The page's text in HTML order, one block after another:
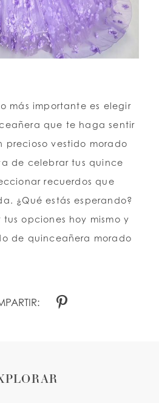
más importante es elegir
que te haga sentir
precioso vestido morado
de celebrar tus quince
recuerdos que
¿Qué estás esperando?
tus opciones hoy mismo y
de quinceañera morado